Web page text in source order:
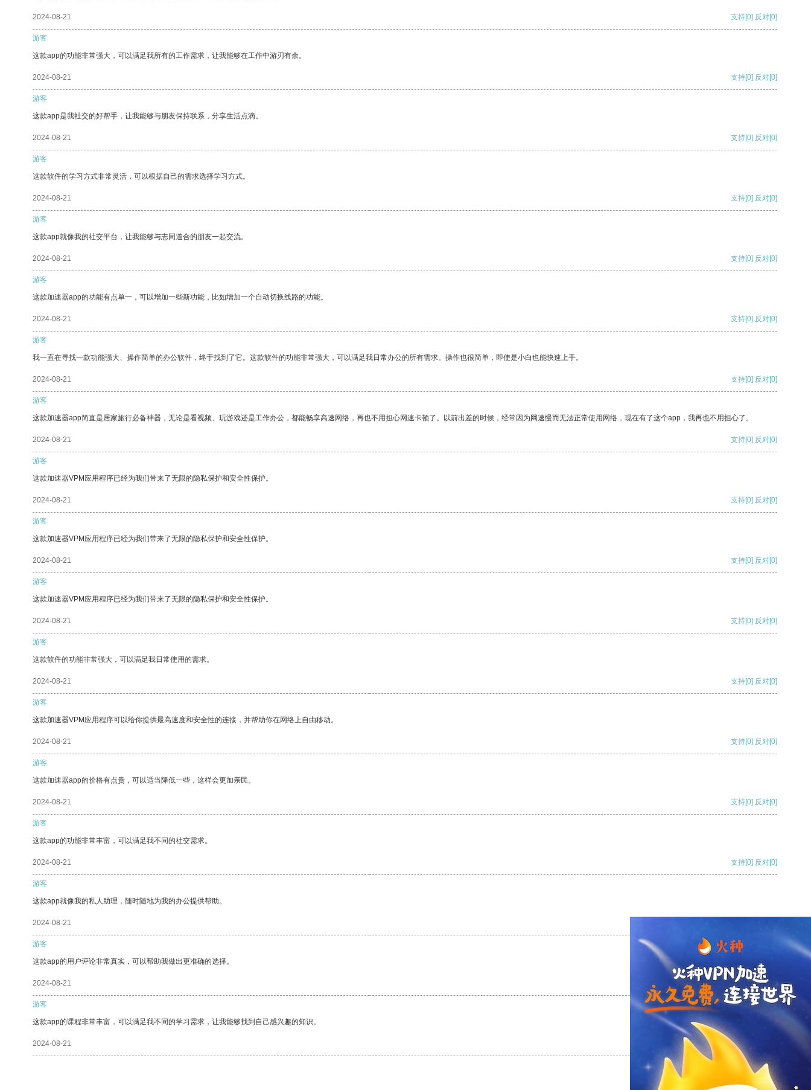
2024-08-21 支持[0] 反对[0]
游客
这款app的功能非常强大，可以满足我所有的工作需求，让我能够在工作中游刃有余。
2024-08-21 支持[0] 反对[0]
游客
这款app是我社交的好帮手，让我能够与朋友保持联系，分享生活点滴。
2024-08-21 支持[0] 反对[0]
游客
这款软件的学习方式非常灵活，可以根据自己的需求选择学习方式。
2024-08-21 支持[0] 反对[0]
游客
这款app就像我的社交平台，让我能够与志同道合的朋友一起交流。
2024-08-21 支持[0] 反对[0]
游客
这款加速器app的功能有点单一，可以增加一些新功能，比如增加一个自动切换线路的功能。
2024-08-21 支持[0] 反对[0]
游客
我一直在寻找一款功能强大、操作简单的办公软件，终于找到了它。这款软件的功能非常强大，可以满足我日常办公的所有需求。操作也很简单，即使是小白也能快速上手。
2024-08-21 支持[0] 反对[0]
游客
这款加速器app简直是居家旅行必备神器，无论是看视频、玩游戏还是工作办公，都能畅享高速网络，再也不用担心网速卡顿了。以前出差的时候，经常因为网速慢而无法正常使用网络，现在有了这个app，我再也不用担心了。
2024-08-21 支持[0] 反对[0]
游客
这款加速器VPM应用程序已经为我们带来了无限的隐私保护和安全性保护。
2024-08-21 支持[0] 反对[0]
游客
这款加速器VPM应用程序已经为我们带来了无限的隐私保护和安全性保护。
2024-08-21 支持[0] 反对[0]
游客
这款加速器VPM应用程序已经为我们带来了无限的隐私保护和安全性保护。
2024-08-21 支持[0] 反对[0]
游客
这款软件的功能非常强大，可以满足我日常使用的需求。
2024-08-21 支持[0] 反对[0]
游客
这款加速器VPM应用程序可以给你提供最高速度和安全性的连接，并帮助你在网络上自由移动。
2024-08-21 支持[0] 反对[0]
游客
这款加速器app的价格有点贵，可以适当降低一些，这样会更加亲民。
2024-08-21 支持[0] 反对[0]
游客
这款app的功能非常丰富，可以满足我不同的社交需求。
2024-08-21 支持[0] 反对[0]
游客
这款app就像我的私人助理，随时随地为我的办公提供帮助。
2024-08-21
游客
这款app的用户评论非常真实，可以帮助我做出更准确的选择。
2024-08-21 支持 [0] 反对 [0]
游客
这款app的课程非常丰富，可以满足我不同的学习需求，让我能够找到自己感兴趣的知识。
2024-08-21 支持